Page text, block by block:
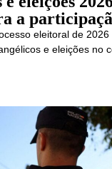
a
eleitoral de
e eleições no